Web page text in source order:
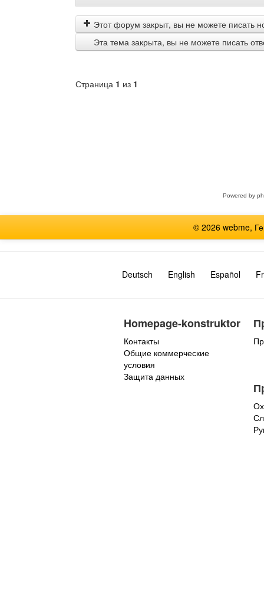
сообщения
by
Этот форум закрыт, вы не можете писать
Эта тема закрыта, вы не можете писать
Страница 1 из 1
Powered by
© 2026 webme,
Deutsch English Español
Homepage-konstruktor
Контакты
Общие коммерческие
условия
Защита данных